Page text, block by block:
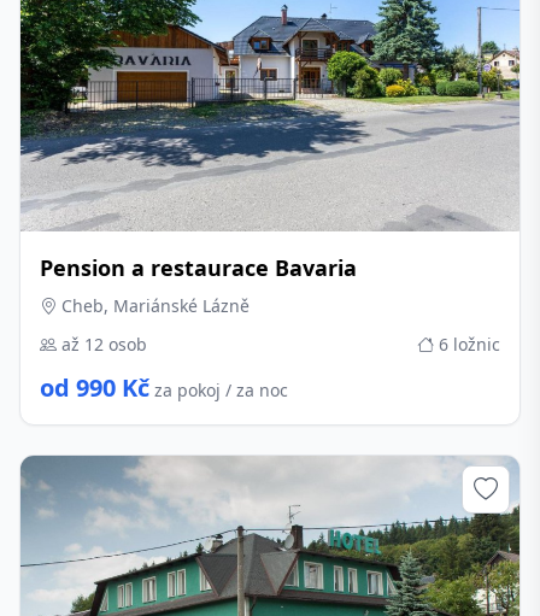
Pension a restaurace Bavaria
Cheb, Mariánské Lázně
až 12 osob
6 ložnic
od 990 Kč za pokoj / za noc